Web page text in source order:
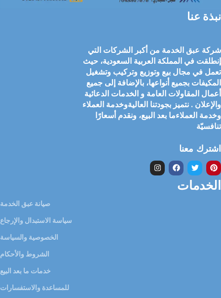
نبذة عنا
شركة عبق الخدمة من أكبر الشركات التي
إنطلقت في المملكة العربية السعودية، حيث
تعمل في مجال بيع وتوزيع وتركيب وتشغيل
المكيفات بجميع أنواعها، بالإضافة إلى جميع
أعمال المقاولات العامة و الخدمات الدعائية
والإعلان . نتميز بجودتنا العاليةوخدمة العملاء
وخدمة العملاءما بعد البيع، ونقدم أسعارًا
تنافسيّة
اشترك معنا
الخدمات
صيانة عبق الخدمة
سياسة الاستبدال والإرجاع
الخصوصية والسياسة
الشروط والأحكام
خدمات ما بعد البيع
للمساعدة والاستفسارات